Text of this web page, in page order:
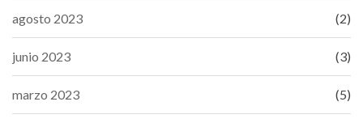
agosto 2023 (2)
junio 2023 (3)
marzo 2023 (5)